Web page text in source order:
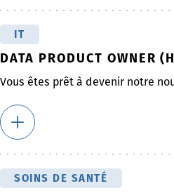
IT
DATA PRODUCT OWNER
Vous êtes prêt à devenir notre
SOINS DE SANTÉ